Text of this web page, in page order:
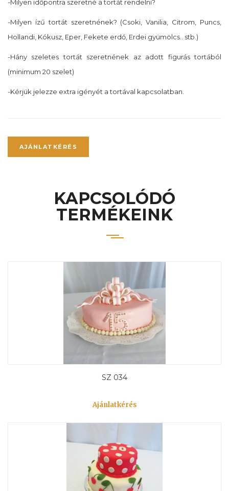
-Milyen időpontra szeretné a tortát rendelni?
-Milyen ízű tortát szeretnének? (Csoki, Vanilia, Citrom, Puncs,
Hollandi, Kókusz, Eper, Fekete erdő, Erdei gyümölcs.. stb.)
-Hány szeletes tortát szeretnének az adott figurás tortából
(minimum 20 szelet)
-Kérjük jelezze extra igényét a tortával kapcsolatban.
AJÁNLATKÉRÉS
KAPCSOLÓDÓ
TERMÉKEINK
SZ 034
Ajánlatkérés